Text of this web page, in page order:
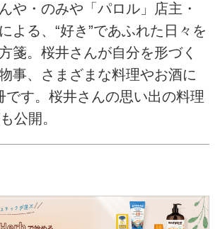
や・のみや「パロル」店主・
よる、“好き”であふれた日々を
箋。桜井さんが自分を形づく
事、さまざまな料理やお酒に
です。桜井さんの思い出の料理
公開。